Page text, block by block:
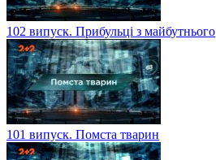
102 випуск. Прибульці з майбутнього
101 випуск. Помста тварин